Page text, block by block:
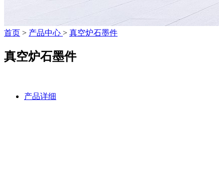
首页 > 产品中心 > 真空炉石墨件
真空炉石墨件
产品详细